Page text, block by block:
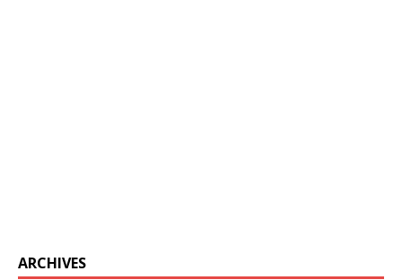
ARCHIVES